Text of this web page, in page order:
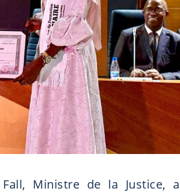
Ministre de la Justice, a